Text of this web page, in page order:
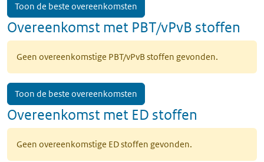
Toon de beste overeenkomsten
Overeenkomst met PBT/vPvB stoffen
Geen overeenkomstige PBT/vPvB stoffen gevonden.
Toon de beste overeenkomsten
Overeenkomst met ED stoffen
Geen overeenkomstige ED stoffen gevonden.